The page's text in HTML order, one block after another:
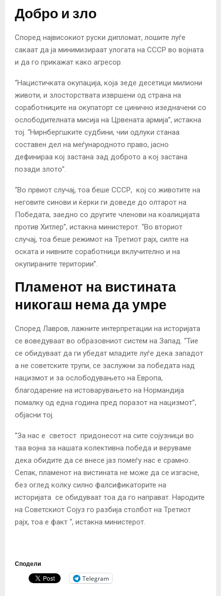
Добро и зло
Според највисокиот руски дипломат, лошите луѓе
сакаат да ја минимизираат улогата на СССР во војната
и да го прикажат како агресор.
“Нацистичката окупација, која зеде десетици милиони
животи, и злосторствата извршени од страна на
соработниците на окупаторт се цинично изедначени со
ослободителната мисија на Црвената армија”, истакна
тој. “Нирнбергшките судбини, чии одлуки станаа
составен дел на меѓународното право, јасно
дефинираа кој застана зад доброто а кој застана
позади злото”.
“Во првиот случај, тоа беше СССР, кој со животите на
неговите синови и ќерки ги доведе до олтарот на
Победата, заедно со другите членови на коалицијата
против Хитлер”, истакна министерот. “Во вториот
случај, тоа беше режимот на Третиот рајх, силте на
оската и нивните соработници вклучително и на
окупираните територии”.
Пламенот на вистината
никогаш нема да умре
Според Лавров, лажните интерпретации на историјата
се воведуваат во образовниот систем на Запад. “Тие
се обидуваат да ги убедат младите луѓе дека западот
а не советските трупи, се заслужни за победата над
нацизмот и за ослободувањето на Европа,
благодарение на истоварувањето на Нормандија
помалку од една година пред поразот на нацизмот”,
објасни тој.
“За нас е светост придонесот на сите сојузници во
таа војна за нашата колективна победа и веруваме
дека обидите да се внесе јаз помеѓу нас е срамно.
Сепак, пламенот на вистината не може да се изгасне,
без оглед колку силно фалсификаторите на
историјата се обидуваат тоа да го направат. Народите
на Советскиот Сојуз го разбија столбот на Третиот
рајх, тоа е факт “, истакна министерот.
Сподели
Telegram